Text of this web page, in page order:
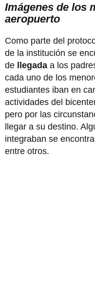
Imágenes de los
aeropuerto
Como parte del
de la institución se
de llegada a los
cada uno de los
estudiantes iban en
actividades del
pero por las
llegar a su destino.
integraban se
entre otros.